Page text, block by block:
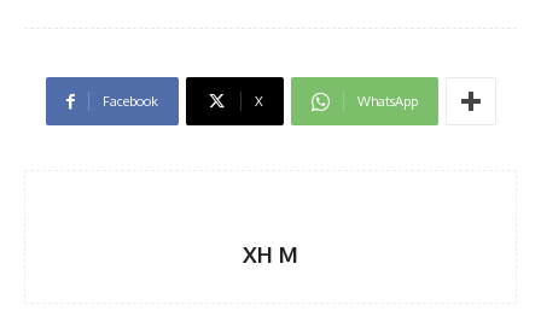
Facebook X WhatsApp
XH M